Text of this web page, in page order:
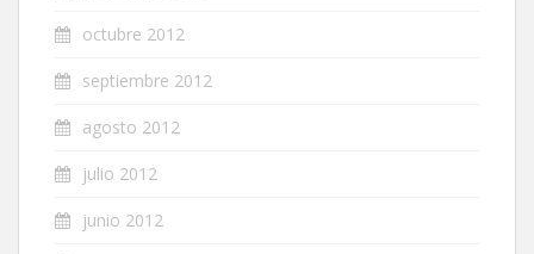
octubre 2012
septiembre 2012
agosto 2012
julio 2012
junio 2012